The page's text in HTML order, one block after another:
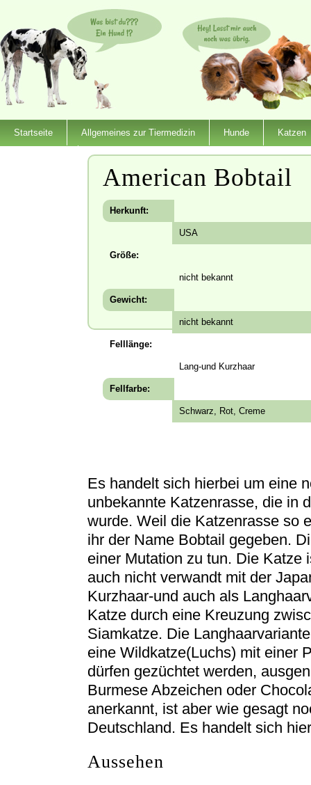
Startseite Allgemeines zur Tiermedizin Hunde Katzen
American Bobtail
Herkunft:
USA
Größe:
nicht bekannt
Gewicht:
nicht bekannt
Felllänge:
Lang-und Kurzhaar
Fellfarbe:
Schwarz, Rot, Creme
Es handelt sich hierbei um eine
unbekannte Katzenrasse, die in
wurde. Weil die Katzenrasse so
ihr der Name Bobtail gegeben.
einer Mutation zu tun. Die Katze
auch nicht verwandt mit der
Kurzhaar-und auch als
Katze durch eine Kreuzung
Siamkatze. Die
eine Wildkatze(Luchs) mit einer
dürfen gezüchtet werden,
Burmese Abzeichen oder
anerkannt, ist aber wie gesagt
Deutschland. Es handelt sich
Aussehen